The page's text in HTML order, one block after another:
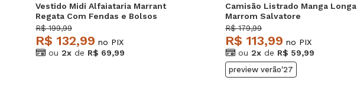
Vestido Midi Alfaiataria Marrant
Regata Com Fendas e Bolsos
Amarelo Salvatore
R$ 199,99
R$ 132,99 no PIX
ou 2x de R$ 69,99
Camisão Listrado Manga Longa
Marrom Salvatore
R$ 179,99
R$ 113,99 no PIX
ou 2x de R$ 59,99
preview verão'27